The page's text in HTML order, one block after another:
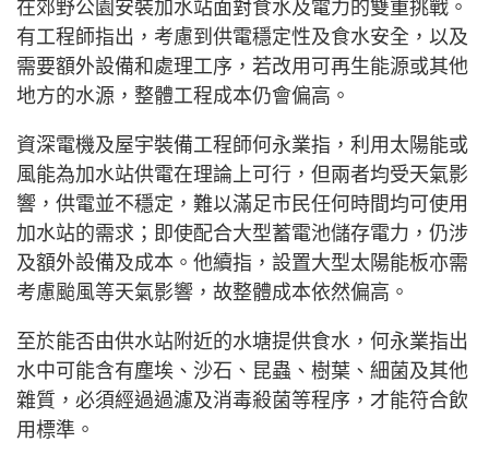
在郊野公園安裝加水站面對食水及電力的雙重挑戰。
有工程師指出，考慮到供電穩定性及食水安全，以及
需要額外設備和處理工序，若改用可再生能源或其他
地方的水源，整體工程成本仍會偏高。
資深電機及屋宇裝備工程師何永業指，利用太陽能或
風能為加水站供電在理論上可行，但兩者均受天氣影
響，供電並不穩定，難以滿足市民任何時間均可使用
加水站的需求；即使配合大型蓄電池儲存電力，仍涉
及額外設備及成本。他續指，設置大型太陽能板亦需
考慮颱風等天氣影響，故整體成本依然偏高。
至於能否由供水站附近的水塘提供食水，何永業指出
水中可能含有塵埃、沙石、昆蟲、樹葉、細菌及其他
雜質，必須經過過濾及消毒殺菌等程序，才能符合飲
用標準。